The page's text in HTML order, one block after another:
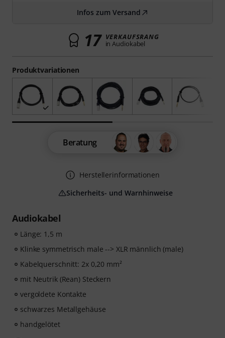
Audiokabel
Länge: 1,5 m
Klinke symmetrisch male --> XLR männlich (male)
Kabelquerschnitt: 2x 0,20 mm²
mit Neutrik (Rean) Steckern
vergoldete Kontakte
schwarzes Metallgehäuse
handgelötet
Produktvariationen
Infos zum Versand
17 VERKAUFSRANG
in Audiokabel
Beratung
Herstellerinformationen
Sicherheits- und Warnhinweise